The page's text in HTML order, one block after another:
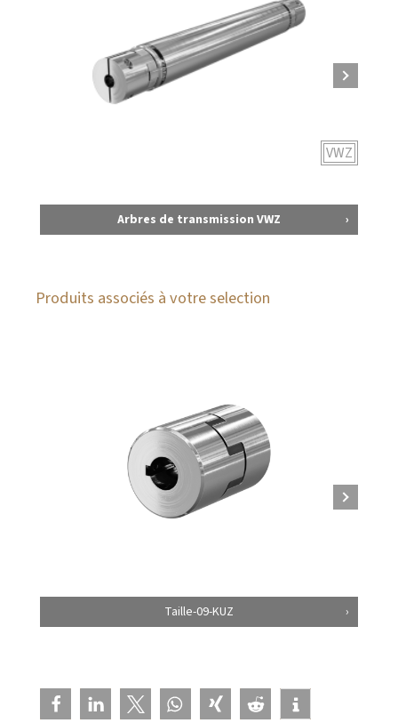
VWZ
Arbres de transmission VWZ
Produits associés à votre selection
Taille-09-KUZ